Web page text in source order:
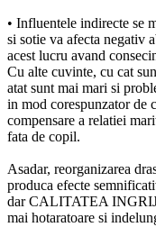
• Influentele indirecte se
si sotie va afecta negativ
acest lucru avand
Cu alte cuvinte, cu cat
atat sunt mai mari si
in mod corespunzator de
compensare a relatiei
fata de copil.
Asadar, reorganizarea
produca efecte
dar CALITATEA
mai hotaratoare si